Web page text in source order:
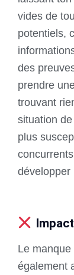
vides de
potentiels,
des
prendre
trouvant
situation
plus
développer
Le
également